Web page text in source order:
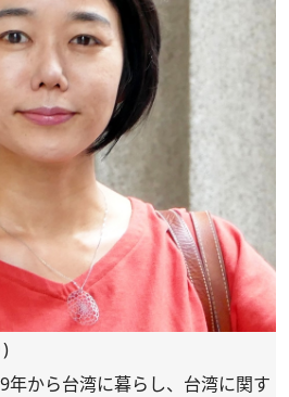
年から台湾に暮らし、台湾に関す